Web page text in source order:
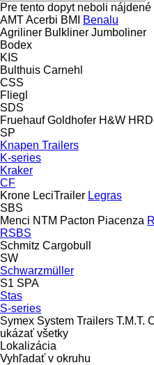
Pre tento dopyt neboli
AMTAcerbi BMI
Benalu
Agriliner Bulkliner Jumboliner
Bodex
KIS
Bulthuis Carnehl
CSS
Fliegl
SDS
Fruehauf Goldhofer H&W HRD
SP
Knapen Trailers
K-series
Kraker
CF
Krone LeciTrailer Legras
SBS
Menci NTM Pacton Piacenza
RSBS
Schmitz Cargobull
SW
Schwarzmüller
S1 SPA
Stas
S-series
Symex System Trailers T.M.T.
ukázať všetky
Lokalizácia
Vyhľadať v okruhu